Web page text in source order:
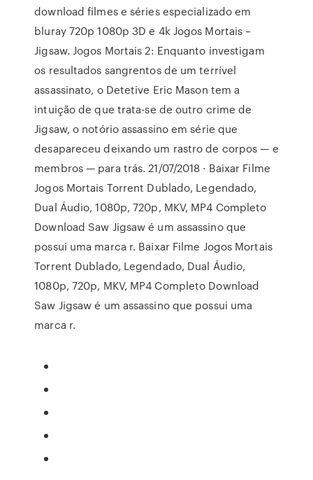
download filmes e séries especializado em
bluray 720p 1080p 3D e 4k Jogos Mortais –
Jigsaw. Jogos Mortais 2: Enquanto investigam
os resultados sangrentos de um terrível
assassinato, o Detetive Eric Mason tem a
intuição de que trata-se de outro crime de
Jigsaw, o notório assassino em série que
desapareceu deixando um rastro de corpos — e
membros — para trás. 21/07/2018 · Baixar Filme
Jogos Mortais Torrent Dublado, Legendado,
Dual Áudio, 1080p, 720p, MKV, MP4 Completo
Download Saw Jigsaw é um assassino que
possui uma marca r. Baixar Filme Jogos Mortais
Torrent Dublado, Legendado, Dual Áudio,
1080p, 720p, MKV, MP4 Completo Download
Saw Jigsaw é um assassino que possui uma
marca r.